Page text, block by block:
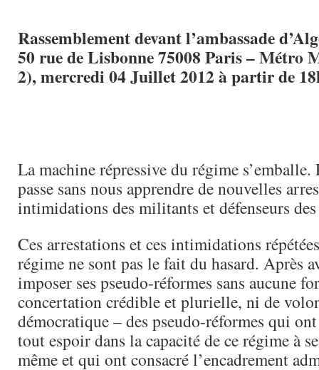
Rassemblement devant l’ambassade
50 rue de Lisbonne 75008 Paris – Métro
2), mercredi 04 Juillet 2012 à partir de
La machine répressive du régime s’emballe.
passe sans nous apprendre de nouvelles
intimidations des militants et défenseurs
Ces arrestations et ces intimidations
régime ne sont pas le fait du hasard. Après
imposer ses pseudo-réformes sans aucune
concertation crédible et plurielle, ni de
démocratique – des pseudo-réformes qui
tout espoir dans la capacité de ce régime à
même et qui ont consacré l’encadrement